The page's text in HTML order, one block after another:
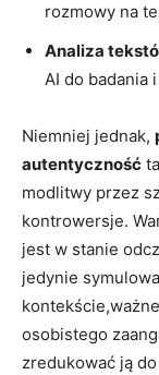
rozmowy na
Analiza
AI do badania
Niemniej jednak,
autentyczność
modlitwy przez
kontrowersje.
jest w stanie
jedynie
osobistego
zredukować ją